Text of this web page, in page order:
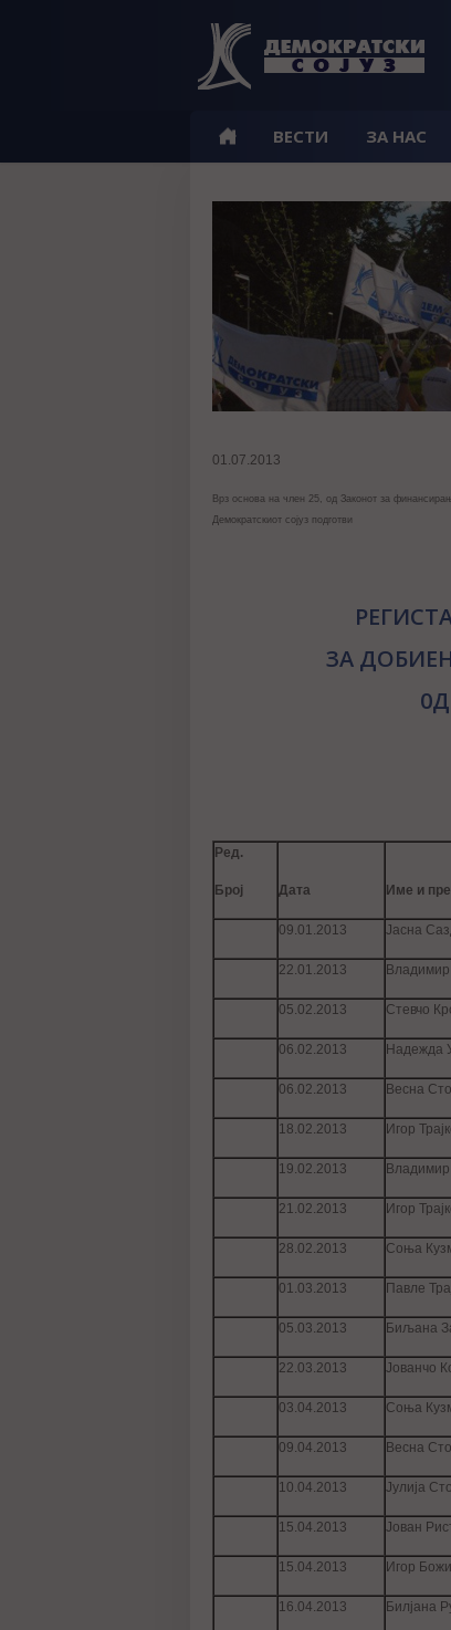
ВЕСТИ ЗА НАС
01.07.2013
Врз основа на член 25, од Законот за
Демократскиот сојуз подготви
ЗА
Ред.
Број Дата Име и
09.01.2013 Јасна
22.01.2013 Владимир
05.02.2013 Стевчо
06.02.2013 Надежда
06.02.2013 Весна
18.02.2013 Игор
19.02.2013 Владимир
21.02.2013 Игор
28.02.2013 Соња
01.03.2013 Павле
05.03.2013 Биљана
22.03.2013 Јованчо
03.04.2013 Соња
09.04.2013 Весна
10.04.2013 Јулија
15.04.2013 Јован
15.04.2013 Игор
16.04.2013 Билјана